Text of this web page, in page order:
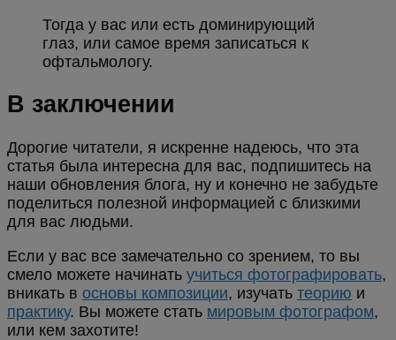
Тогда у вас или есть доминирующий
глаз, или самое время записаться к
офтальмологу.
В заключении
Дорогие читатели, я искренне надеюсь, что эта
статья была интересна для вас, подпишитесь на
наши обновления блога, ну и конечно не забудьте
поделиться полезной информацией с близкими
для вас людьми.
Если у вас все замечательно со зрением, то вы
смело можете начинать учиться фотографировать,
вникать в основы композиции, изучать теорию и
практику. Вы можете стать мировым фотографом,
или кем захотите!